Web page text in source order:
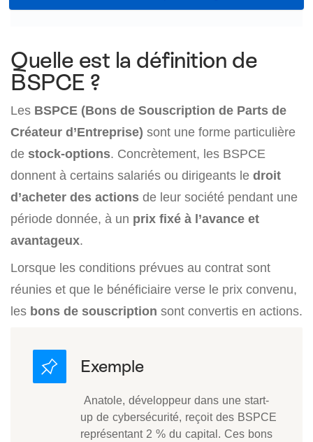
Quelle est la définition de
BSPCE ?
Les BSPCE (Bons de Souscription de Parts de
Créateur d’Entreprise) sont une forme particulière
de stock-options. Concrètement, les BSPCE
donnent à certains salariés ou dirigeants le droit
d’acheter des actions de leur société pendant une
période donnée, à un prix fixé à l’avance et
avantageux.
Lorsque les conditions prévues au contrat sont
réunies et que le bénéficiaire verse le prix convenu,
les bons de souscription sont convertis en actions.
Anatole, développeur dans une start-
up de cybersécurité, reçoit des BSPCE
représentant 2 % du capital. Ces bons